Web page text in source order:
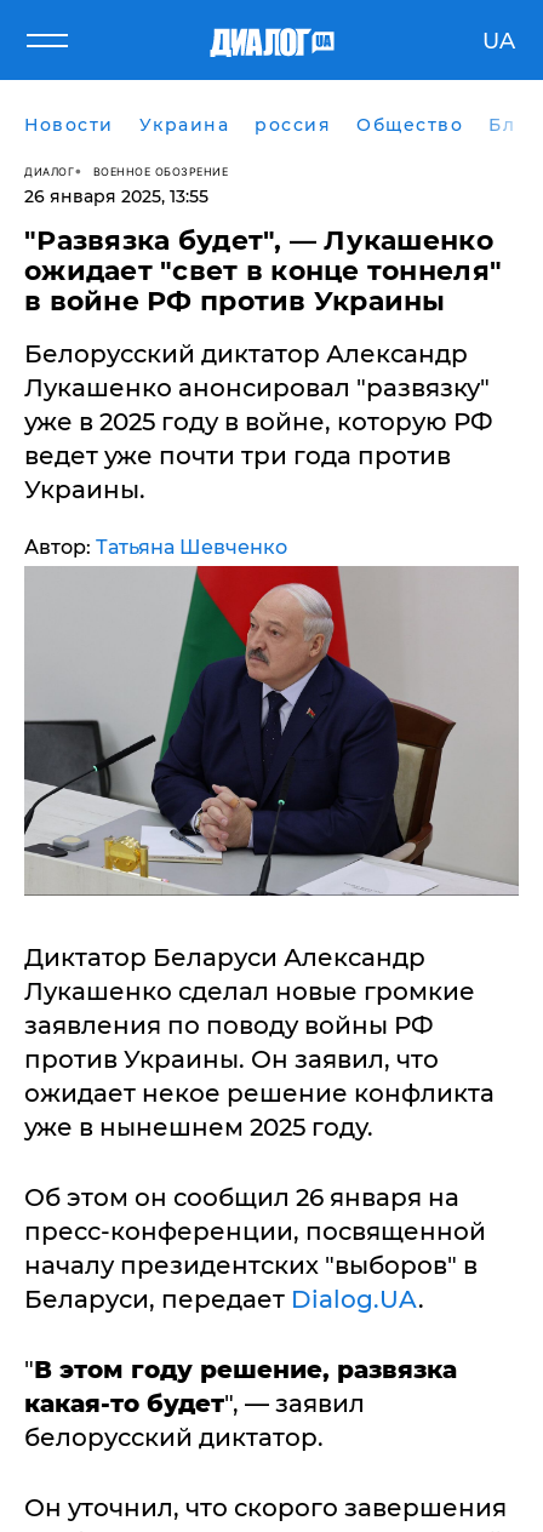
UA
Новости Украина россия Общество
ДИАЛОГ ВОЕННОЕ ОБОЗРЕНИЕ
26 января 2025, 13:55
​"Развязка будет", — Лукашенко
ожидает "свет в конце тоннеля"
в войне РФ против Украины
Белорусский диктатор Александр
Лукашенко анонсировал "развязку"
уже в 2025 году в войне, которую РФ
ведет уже почти три года против
Украины.
Автор: Татьяна Шевченко
Диктатор Беларуси Александр
Лукашенко сделал новые громкие
заявления по поводу войны РФ
против Украины. Он заявил, что
ожидает некое решение конфликта
уже в нынешнем 2025 году.
Об этом он сообщил 26 января на
пресс-конференции, посвященной
началу президентских "выборов" в
Беларуси, передает Dialog.UA.
"В этом году решение, развязка
какая-то будет", — заявил
белорусский диктатор.
Он уточнил, что скорого завершения